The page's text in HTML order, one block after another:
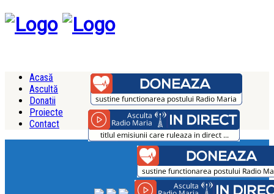
Acasă
Ascultă
Donatii
Proiecte
Contact